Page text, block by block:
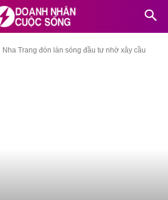
Nha Trang đón làn sóng đầu tư nhờ xây cầu